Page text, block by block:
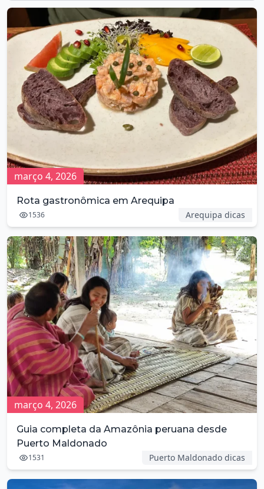
março 4, 2026
Rota gastronômica em Arequipa
1536 Arequipa dicas
março 4, 2026
Guia completa da Amazônia peruana desde
Puerto Maldonado
1531 Puerto Maldonado dicas